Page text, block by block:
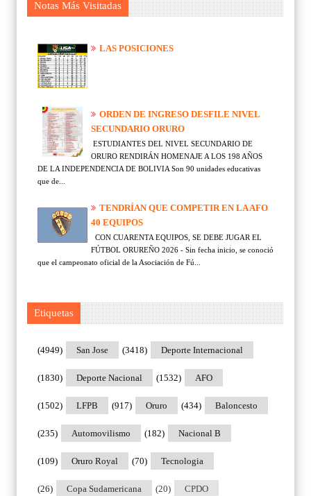
Notas Más Visitadas
LAS POSICIONES
ORDEN DE INGRESO DESFILE NIVEL
SECUNDARIO ORURO
ESTUDIANTES DEL NIVEL SECUNDARIO DE
ORURO RENDIRÁN HOMENAJE A LOS 198 AÑOS
DE LA INDEPENDENCIA DE BOLIVIA Son 90 unidades educativas
que de...
TENDRÍAN QUE COMPETIR EN LA AFO
40 EQUIPOS
CON CUARENTA EQUIPOS, SE DEBE JUGAR EL
FÚTBOL ORUREÑO 2026 - Sin fecha inicio, se conoció
que el campeonato oficial de la Asociación de Fú...
Etiquetas
San Jose
(4949) Deporte Internacional
(3418)
Deporte Nacional
(1830) AFO
(1532)
LFPB
(1502) Oruro
(917) Baloncesto
(434)
Automovilismo
(235) Nacional B
(182)
Oruro Royal
(109) Tecnologia
(70)
Copa Sudamericana
(26) CPDO
(20)